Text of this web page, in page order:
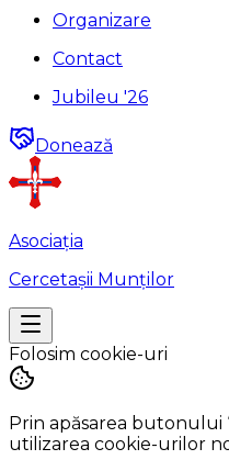
Organizare
Contact
Jubileu '26
Donează
Asociația
Cercetașii Munților
Folosim cookie-uri
Prin apăsarea butonului
utilizarea cookie-urilor